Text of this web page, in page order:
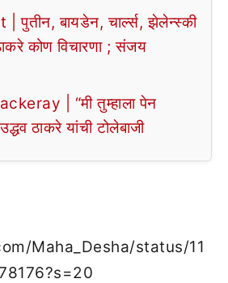
पुतीन, बायडेन, चार्ल्स, झेलेन्स्की
कोण विचारणा ; संजय
| “मी तुम्हाला पेन
ठाकरे यांची टोलेबाजी
Maha_Desha/status/11